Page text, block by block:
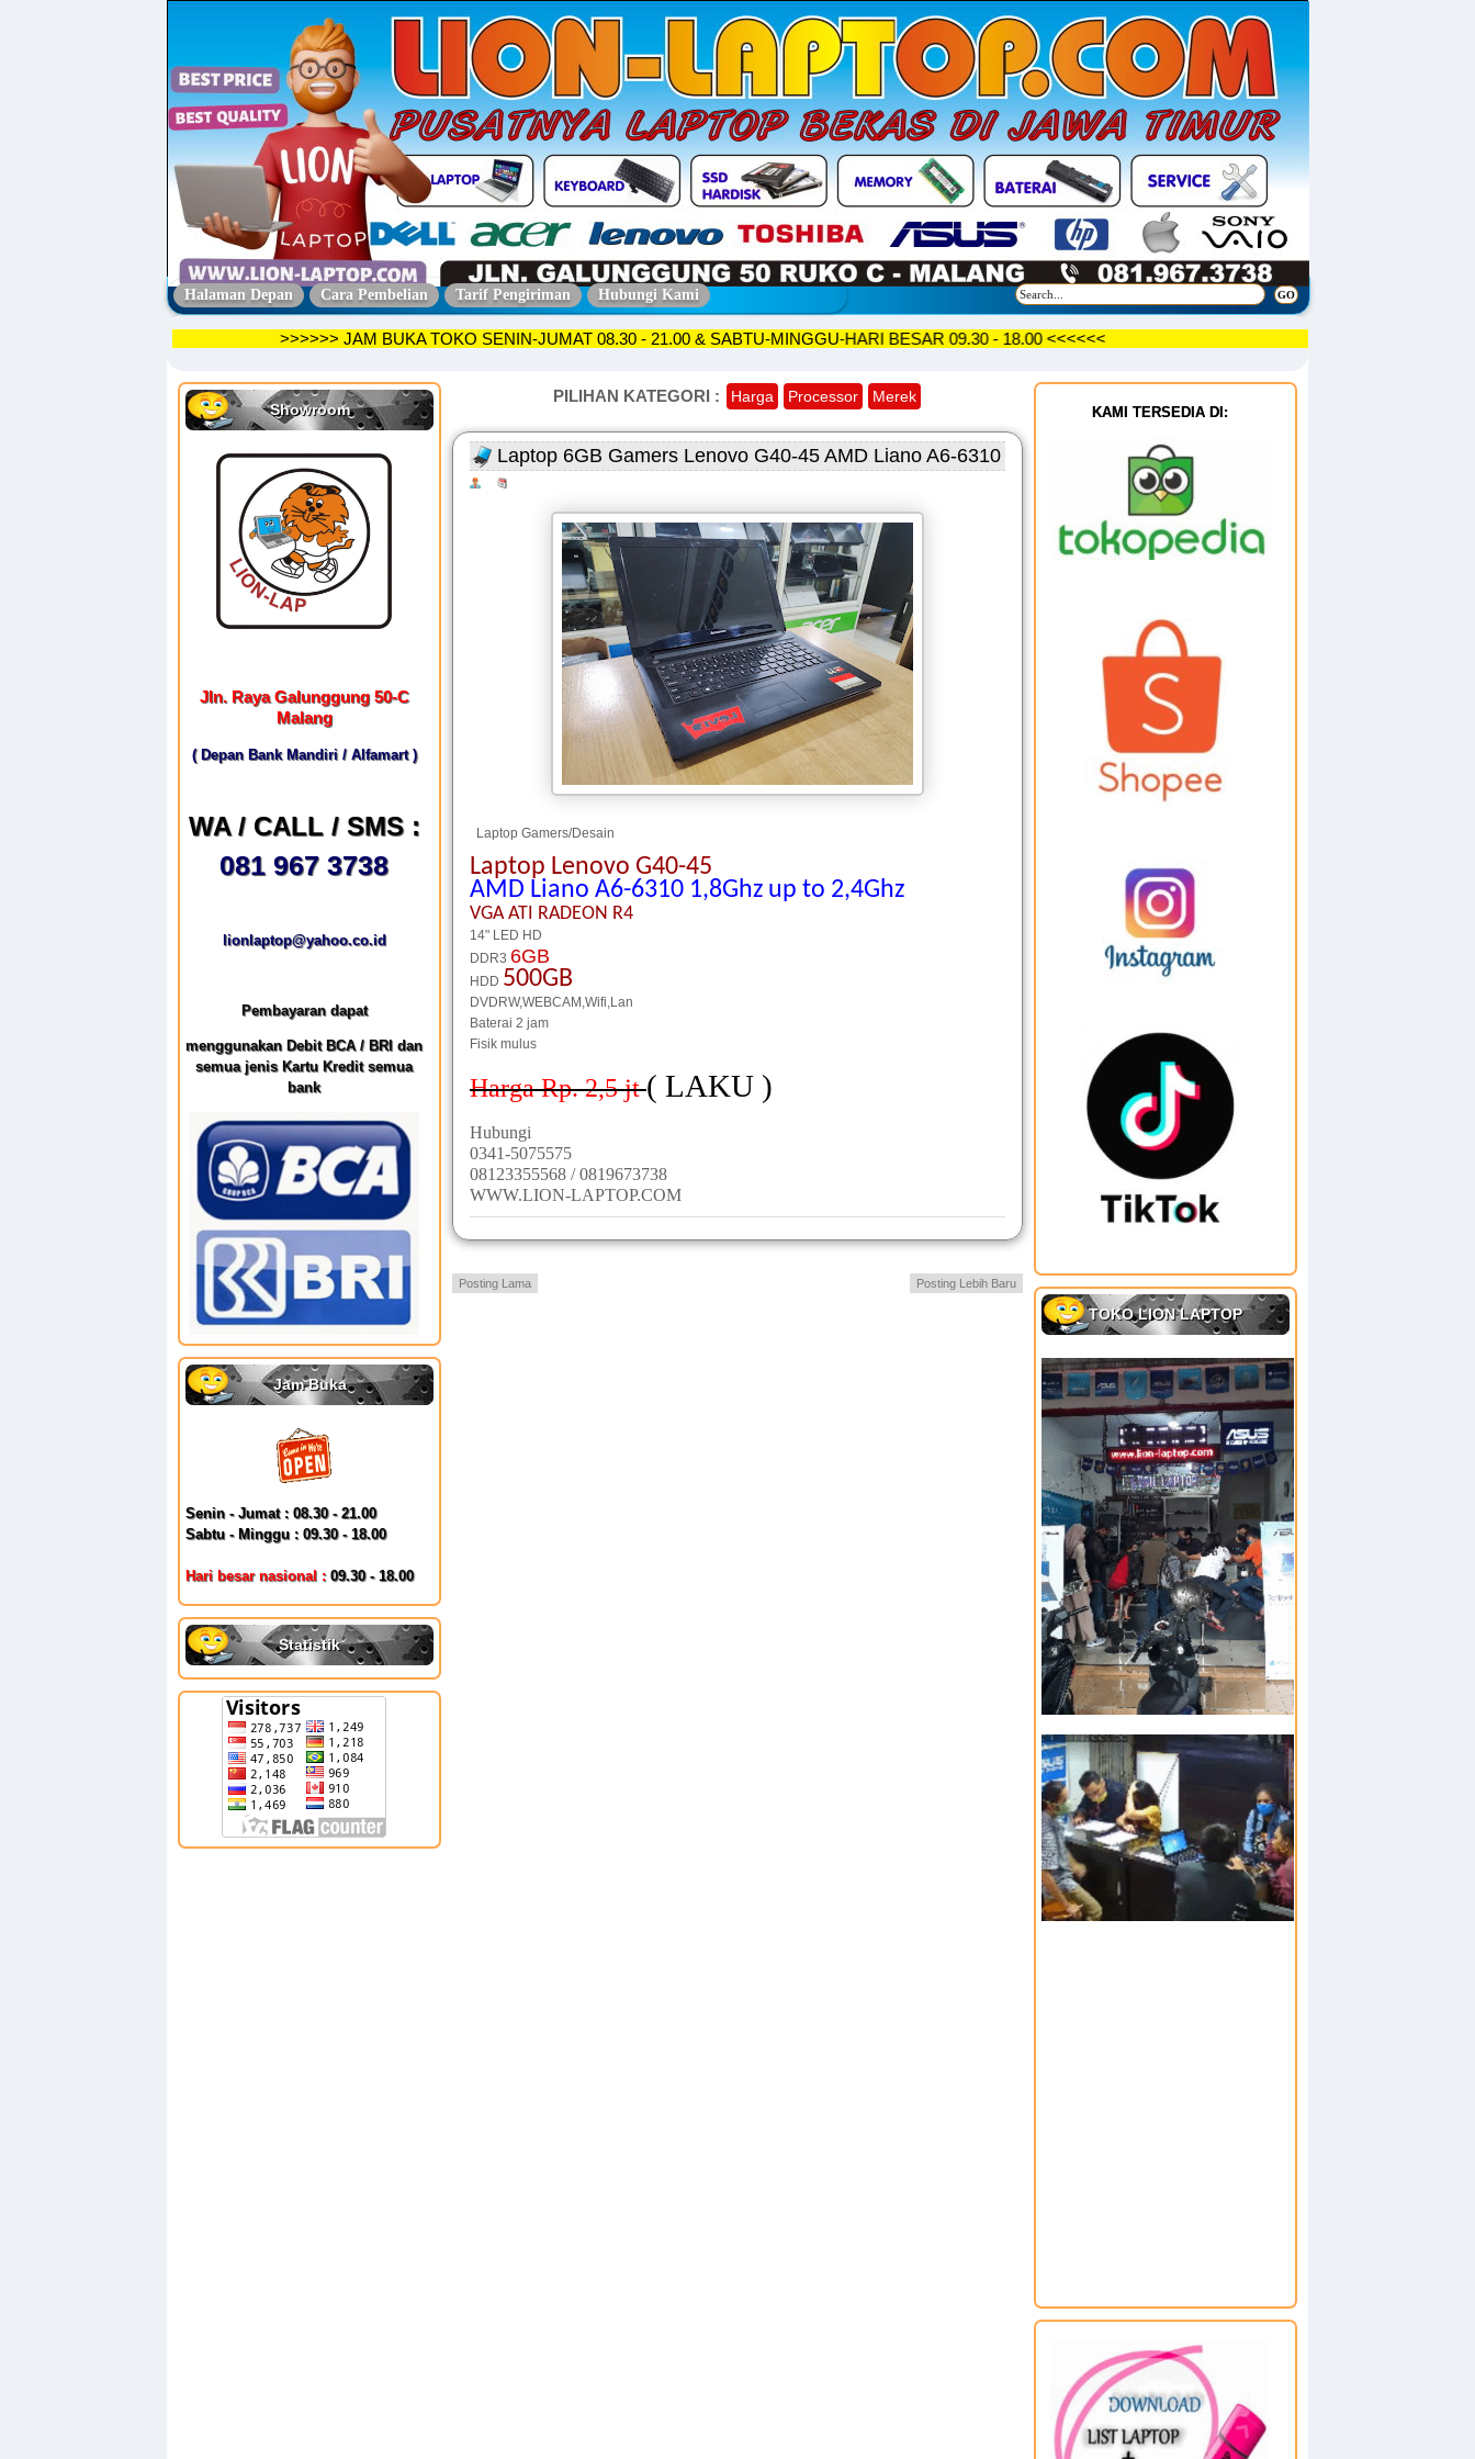
Halaman Depan Cara Pembelian Tarif Pengiriman Hubungi Kami
>>>>>> JAM BUKA TOKO SENIN-JUMAT 08.30 - 21.00 & SABTU-MINGGU-HARI BESAR 09.30 - 18.00 <<<<<<
Showroom
Jln. Raya Galunggung 50-C
Malang
( Depan Bank Mandiri / Alfamart )
WA / CALL / SMS :
081 967 3738
lionlaptop@yahoo.co.id
Pembayaran dapat
menggunakan Debit BCA / BRI dan
semua jenis Kartu Kredit semua
bank
Jam Buka
Senin - Jumat : 08.30 - 21.00
Sabtu - Minggu : 09.30 - 18.00
Hari besar nasional : 09.30 - 18.00
Statistik
PILIHAN KATEGORI : Harga Processor Merek
Laptop 6GB Gamers Lenovo G40-45 AMD Liano A6-6310
Laptop Gamers/Desain
Laptop Lenovo G40-45
AMD Liano A6-6310 1,8Ghz up to 2,4Ghz
VGA ATI RADEON R4
14" LED HD
DDR3 6GB
HDD 500GB
DVDRW,WEBCAM,Wifi,Lan
Baterai 2 jam
Fisik mulus
Harga Rp. 2,5jt ( LAKU )
Hubungi
0341-5075575
08123355568 / 0819673738
WWW.LION-LAPTOP.COM
Posting Lebih Baru
Posting Lama
KAMI TERSEDIA DI:
TOKO LION LAPTOP